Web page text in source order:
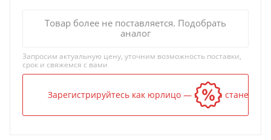
Товар более не поставляется. Подобрать
аналог
Запросим актуальную цену, уточним возможность поставки,
срок и свяжемся с вами
Зарегистрируйтесь как юрлицо — и цена станет